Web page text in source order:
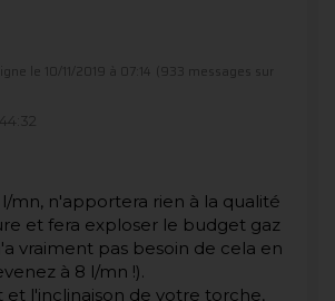
le 10/11/2019 à 07:14
(933 messages sur
mn, n'apportera rien à la qualité
et fera exploser le budget gaz
vraiment pas besoin de cela en
à 8 l/mn !).
et l'inclinaison de votre torche,